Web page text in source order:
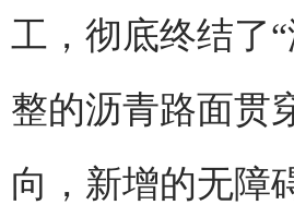
工，彻底终结了
整的沥青路面贯
向，新增的无障